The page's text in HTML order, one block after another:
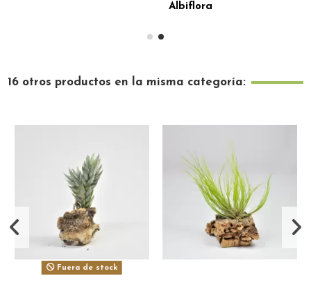
Albiflora
16 otros productos en la misma categoría:
Fuera de stock